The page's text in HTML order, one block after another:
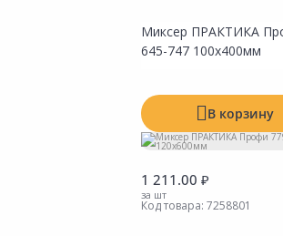
Миксер ПРАКТИКА
645-747 100х400мм
В корзину
1 211.00 ₽
за шт
Код товара: 7258801